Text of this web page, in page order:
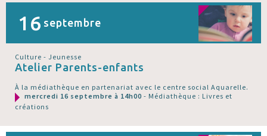
16 septembre
Culture - Jeunesse
Atelier Parents-enfants
À la médiathèque en partenariat avec le centre social Aquarelle.
mercredi 16 septembre à 14h00 - Médiathèque : Livres et
créations